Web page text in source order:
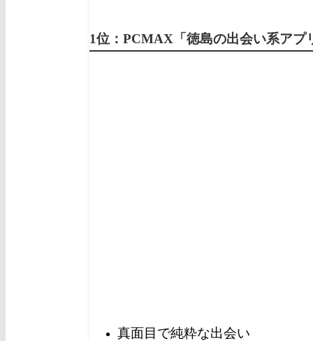
1位：PCMAX「徳島の出会い系ア
真面目で純粋な出会い